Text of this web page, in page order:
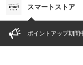
スマートストア
ポイントアップ期間